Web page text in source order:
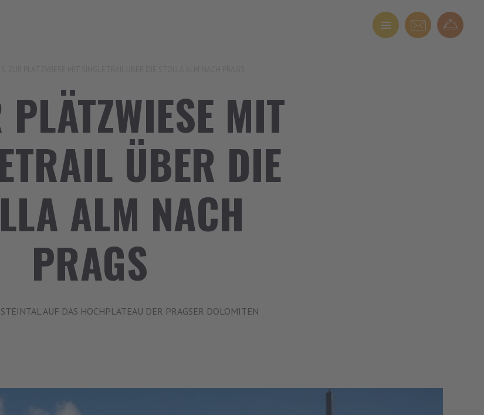
MIT
ÜBER DIE
ALM NACH
PRAGS
AUF DAS HOCHPLATEAU DER PRAGSER DOLOMITEN